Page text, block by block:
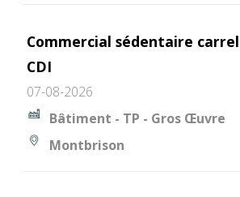
Commercial sédentaire
CDI
07-08-2026
Bâtiment - TP - Gros Œuvre
Montbrison